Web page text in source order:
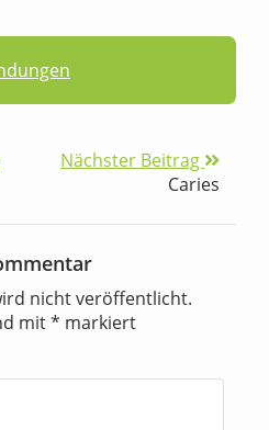
Nächster Beitrag
Caries
nicht veröffentlicht.
mit* markiert